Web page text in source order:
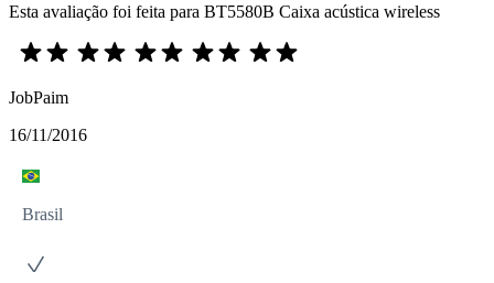
Esta avaliação foi feita para BT5580B Caixa acústica wireless
JobPaim
16/11/2016
Brasil